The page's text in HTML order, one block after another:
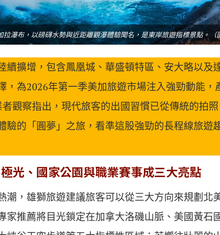
拉瀑布，以磅礴水勢與近距離觀瀑體驗聞名，是東岸旅遊指標景點。（
續擴增，包含鳳凰城、華盛頓特區、安大略以及
，為2026年第一季美加旅遊市場注入強勁動能，
觀察指出，現代旅客的出國習慣已從傳統的拍
驗的「圓夢」之旅，看準這股強勁的長程線旅遊
光、國家公園與職業賽事成三大亮點
潮，雄獅旅遊建議旅客可以從三大方向來規劃北
家推薦將目光鎖定在加拿大洛磯山脈、美國黃石